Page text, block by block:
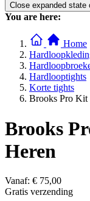
Close expanded state
You are here:
Home
Hardlooptights
Korte tights
Brooks Pro Kit
Brooks
Heren
Vanaf: € 75,00
Gratis verzending